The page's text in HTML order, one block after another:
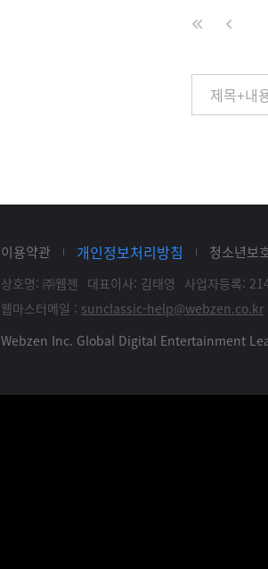
이용약관 개인정보처리방침 청소년보
상호명: ㈜웹젠 대표이사: 김태영
사업자등록:
웹마스터메일 : sunclassic-help@webzen.co.kr
Webzen Inc. Global Digital Entertainment